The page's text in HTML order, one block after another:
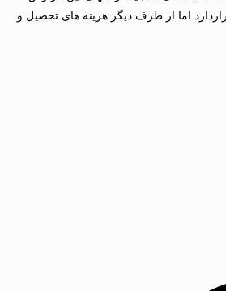
اما از طرف دیگر هزینه های تحصیل و